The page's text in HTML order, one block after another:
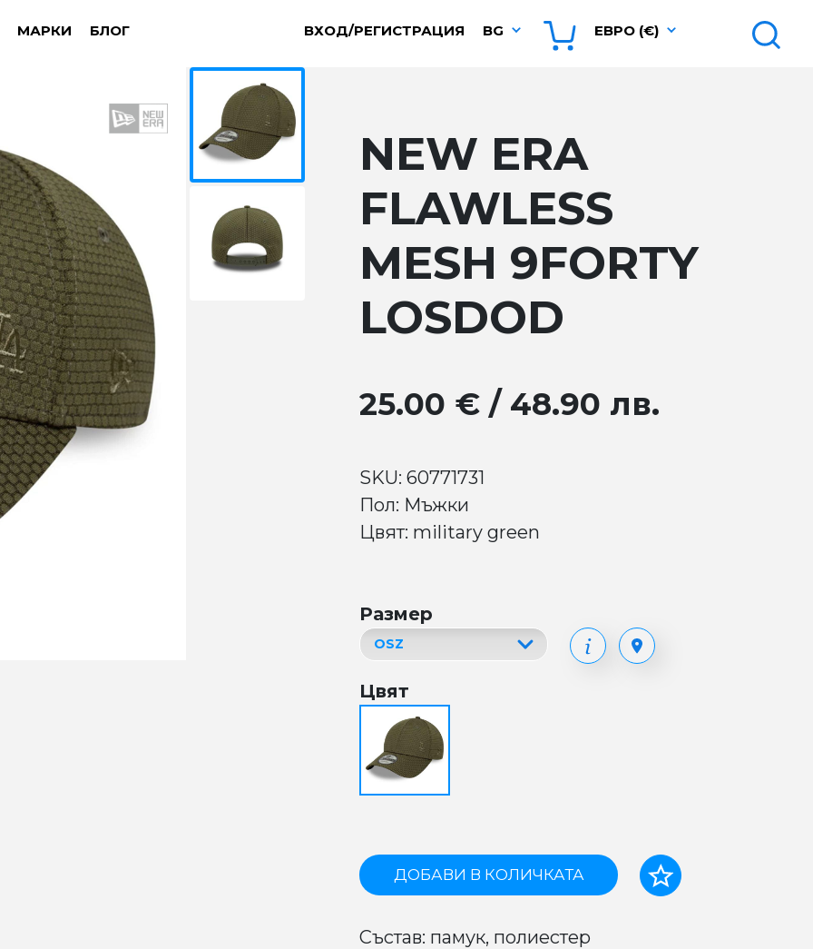
МАРКИ БЛОГ ВХОД/РЕГИСТРАЦИЯ BG ЕВРО (€)
NEW ERA
FLAWLESS
MESH 9FORTY
LOSDOD
25.00 € / 48.90 лв.
SKU: 60771731
Пол: Мъжки
Цвят: military green
Размер
Цвят
ДОБАВИ В КОЛИЧКАТА
Състав: памук, полиестер